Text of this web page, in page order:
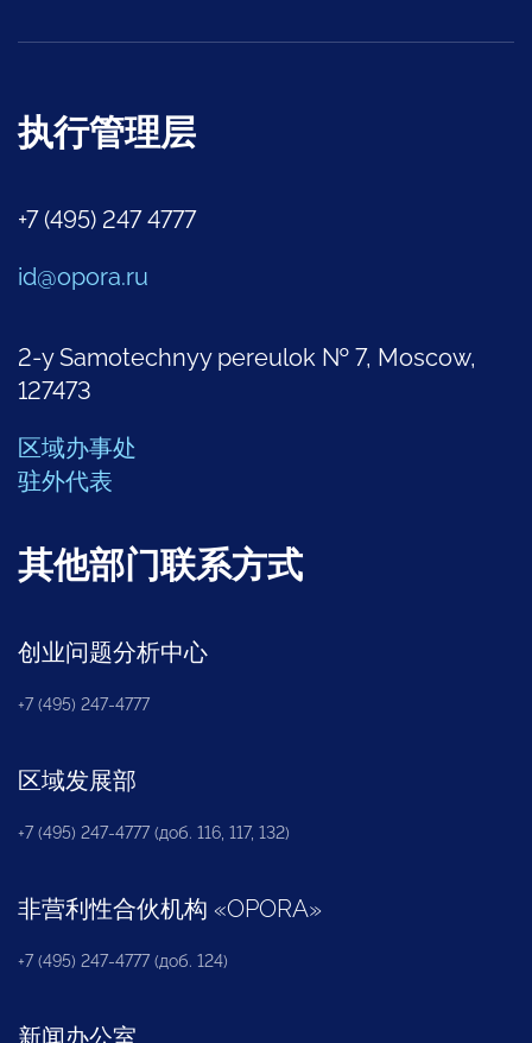
执行管理层
+7 (495) 247 4777
id@opora.ru
2-y Samotechnyy pereulok № 7, Moscow,
127473
区域办事处
驻外代表
其他部门联系方式
创业问题分析中心
+7 (495) 247-4777
区域发展部
+7 (495) 247-4777 (доб. 116, 117, 132)
非营利性合伙机构 «OPORA»
+7 (495) 247-4777 (доб. 124)